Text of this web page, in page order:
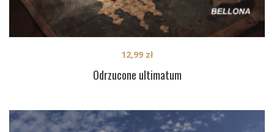
Odrzucone ultimatum
12,99 zł